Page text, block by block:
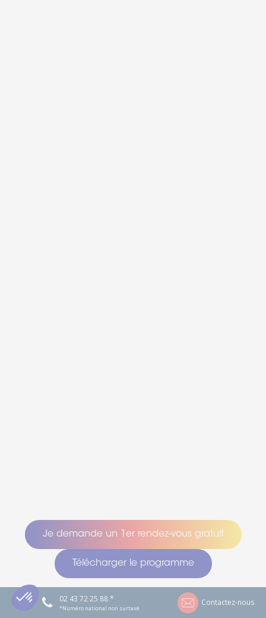
Je demande un 1er rendez-vous gratuit
Télécharger le programme
02 43 72 25 88 *
*Numéro national non surtaxé
Contactez-nous